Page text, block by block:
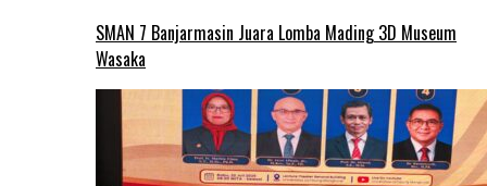
SMAN 7 Banjarmasin Juara Lomba Mading 3D Museum
Wasaka